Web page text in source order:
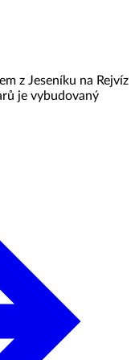
z Jeseníku na Rejvíz
je vybudovaný